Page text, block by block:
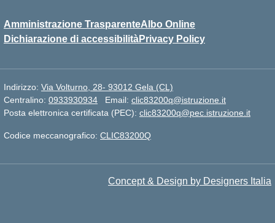
Amministrazione TrasparenteAlbo Online
Dichiarazione di accessibilitàPrivacy Policy
Indirizzo: Via Volturno, 28- 93012 Gela (CL)
Centralino: 0933930934 Email: clic83200q@istruzione.it
Posta elettronica certificata (PEC): clic83200q@pec.istruzione.it
Codice meccanografico: CLIC83200Q
Concept & Design by Designers Italia